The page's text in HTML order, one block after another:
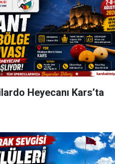
Heyecanı Kars’ta